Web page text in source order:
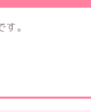
。